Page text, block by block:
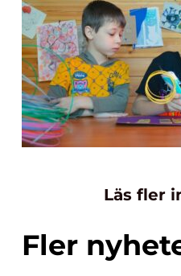
Läs fler
Fler